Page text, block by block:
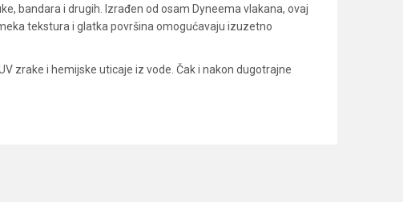
bandara i drugih. Izrađen od osam Dyneema vlakana, ovaj
tekstura i glatka površina omogućavaju izuzetno
zrake i hemijske uticaje iz vode. Čak i nakon dugotrajne